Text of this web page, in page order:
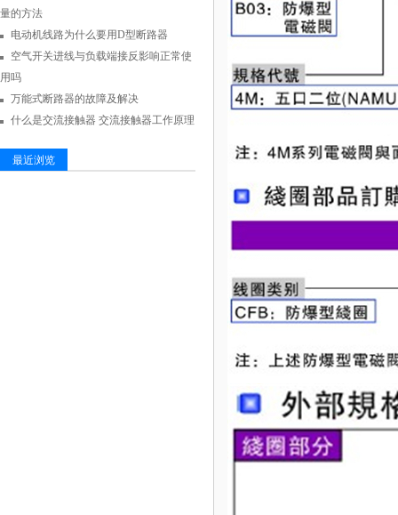
量的方法
电动机线路为什么要用D型断路器
空气开关进线与负载端接反影响正常使
用吗
万能式断路器的故障及解决
什么是交流接触器 交流接触器工作原理
最近浏览